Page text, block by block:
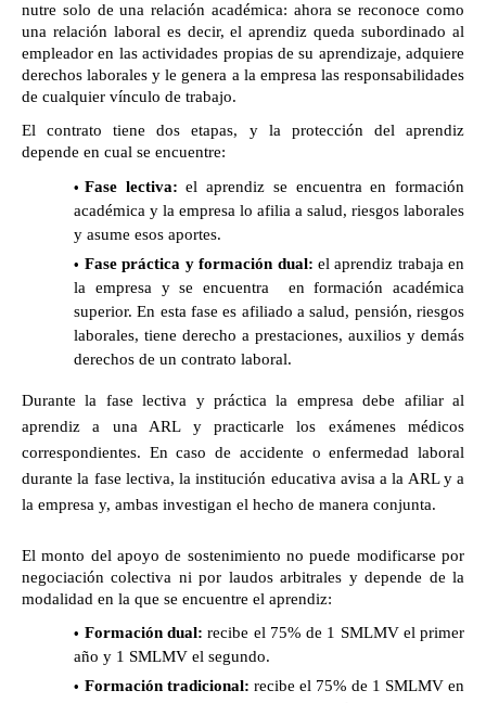
nutre solo de una relación académica: ahora se reconoce como
una relación laboral es decir, el aprendiz queda subordinado al
empleador en las actividades propias de su aprendizaje, adquiere
derechos laborales y le genera a la empresa las responsabilidades
de cualquier vínculo de trabajo.
El contrato tiene dos etapas, y la protección del aprendiz
depende en cual se encuentre:
Fase lectiva: el aprendiz se encuentra en formación
académica y la empresa lo afilia a salud, riesgos laborales
y asume esos aportes.
Fase práctica y formación dual: el aprendiz trabaja en
la empresa y se encuentra  en formación académica
superior. En esta fase es afiliado a salud, pensión, riesgos
laborales, tiene derecho a prestaciones, auxilios y demás
derechos de un contrato laboral.
Durante la fase lectiva y práctica la empresa debe afiliar al
aprendiz a una ARL y practicarle los exámenes médicos
correspondientes. En caso de accidente o enfermedad laboral
durante la fase lectiva, la institución educativa avisa a la ARL y a
la empresa y, ambas investigan el hecho de manera conjunta.
El monto del apoyo de sostenimiento no puede modificarse por
negociación colectiva ni por laudos arbitrales y depende de la
modalidad en la que se encuentre el aprendiz:
Formación dual: recibe el 75% de 1 SMLMV el primer
año y 1 SMLMV el segundo.
Formación tradicional: recibe el 75% de 1 SMLMV en